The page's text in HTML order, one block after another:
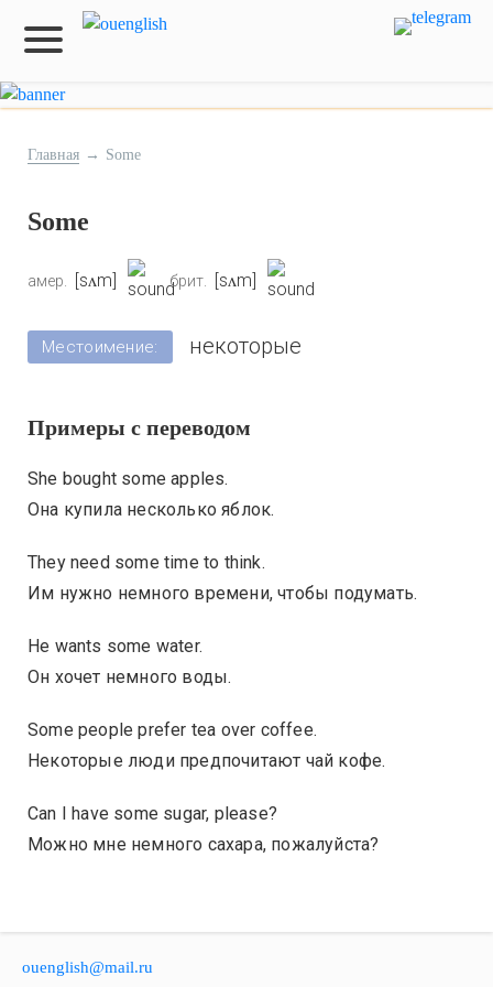
Главная → Some
Some
амер. [sʌm] брит. [sʌm]
Местоимение: некоторые
Примеры с переводом
She bought some apples.
Она купила несколько яблок.
They need some time to think.
Им нужно немного времени, чтобы подумать.
He wants some water.
Он хочет немного воды.
Some people prefer tea over coffee.
Некоторые люди предпочитают чай кофе.
Can I have some sugar, please?
Можно мне немного сахара, пожалуйста?
ouenglish@mail.ru